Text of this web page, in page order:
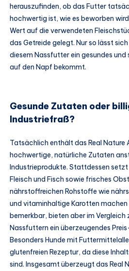
herauszufinden, ob das Futter
hochwertig ist, wie es beworben
Wert auf die verwendeten
das Getreide gelegt. Nur so lässt
diesem Nassfutter ein gesundes
auf den Napf bekommt.
Gesunde Zutaten oder
Industriefraß?
Tatsächlich enthält das Real Nature
hochwertige, natürliche Zutaten
Industrieprodukte. Stattdessen setzt
Fleisch und Fisch sowie frisches
nährstoffreichen Rohstoffe wie
und vitaminhaltige Karotten machen
bemerkbar, bieten aber im Vergleich
Nassfuttern ein überzeugendes
Besonders Hunde mit
glutenfreien Rezeptur, da diese
sind. Insgesamt überzeugt das Real